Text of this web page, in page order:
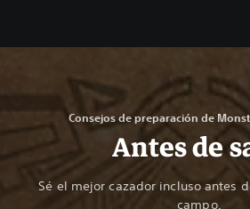
Consejos de preparación de
Antes de
Sé el mejor cazador incluso antes
campo.